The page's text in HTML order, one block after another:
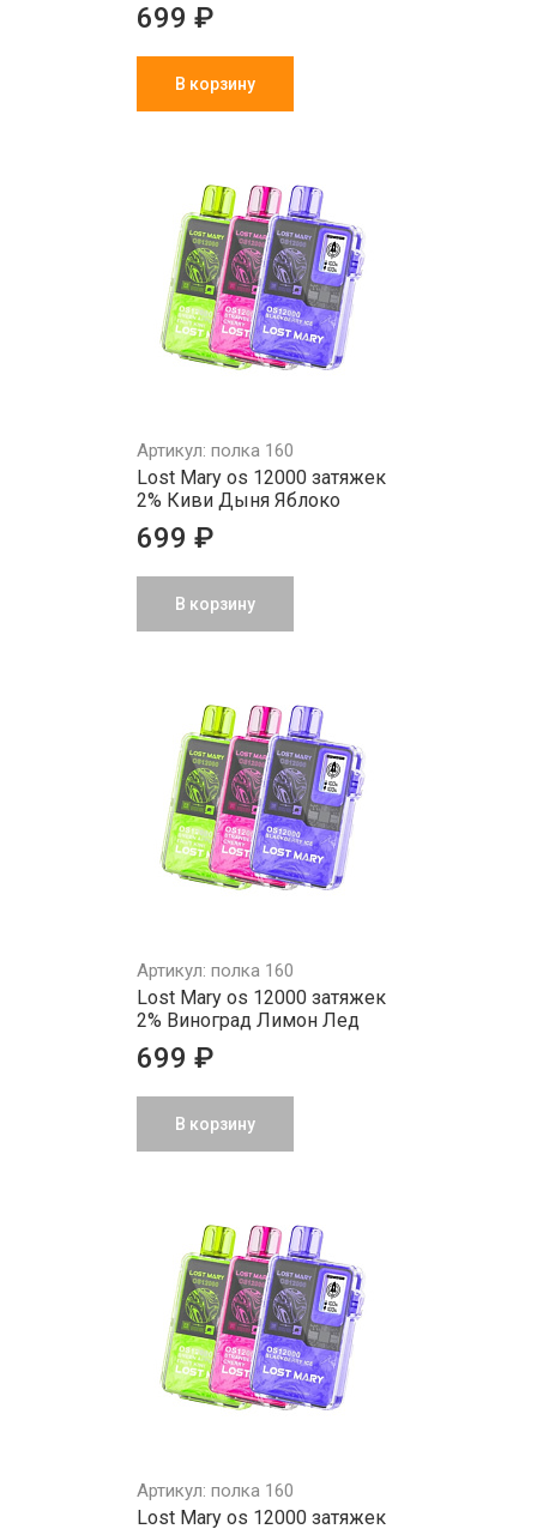
699 ₽
В корзину
Артикул: полка 160
Lost Mary os 12000 затяжек
2% Киви Дыня Яблоко
699 ₽
В корзину
Артикул: полка 160
Lost Mary os 12000 затяжек
2% Виноград Лимон Лед
699 ₽
В корзину
Артикул: полка 160
Lost Mary os 12000 затяжек